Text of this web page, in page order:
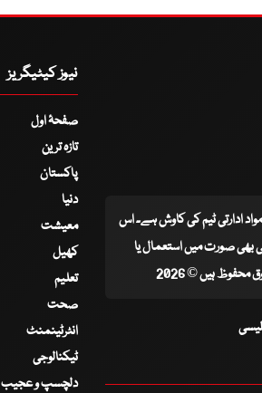
مواد ادارتی ٹیم کی کاوش ہے۔ اس
بھی صورت میں استعمال یا
ہیں © 2026
نیوز کیٹیگریز
صفحۂ اول
تازہ ترین
پاکستان
دنیا
معیشت
کھیل
تعلیم
صحت
انٹرٹینمنٹ
ٹیکنالوجی
دلچسپ و عجیب